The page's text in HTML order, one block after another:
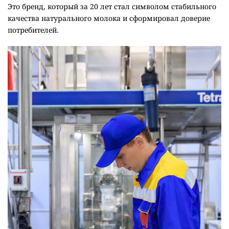
Это бренд, который за 20 лет стал символом стабильного
качества натурального молока и сформировал доверие
потребителей.